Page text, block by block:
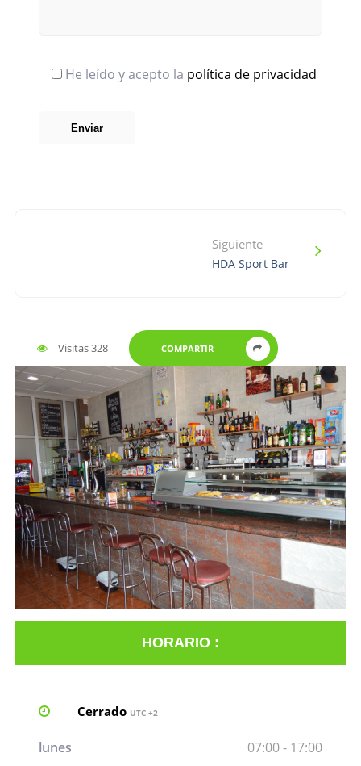
He leído y acepto la política de privacidad
Siguiente
HDA Sport Bar
Visitas 328 COMPARTIR
HORARIO :
Cerrado UTC +2
lunes 07:00 - 17:00